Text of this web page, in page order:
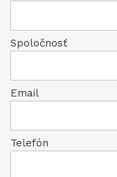
Spoločnosť
Email
Telefón